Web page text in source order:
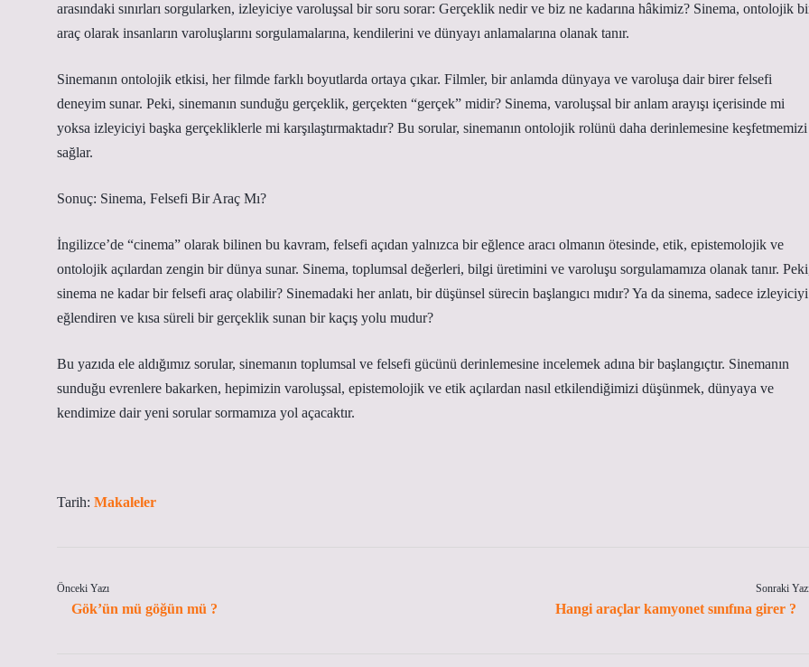
arasındaki sınırları sorgularken, izleyiciye varoluşsal bir soru sorar: Gerçeklik nedir ve biz ne kadarına hâkimiz? Sinema, ontolojik
araç olarak insanların varoluşlarını sorgulamalarına, kendilerini ve dünyayı anlamalarına olanak tanır.
Sinemanın ontolojik etkisi, her filmde farklı boyutlarda ortaya çıkar. Filmler, bir anlamda dünyaya ve varoluşa dair birer felsefi
deneyim sunar. Peki, sinemanın sunduğu gerçeklik, gerçekten “gerçek” midir? Sinema, varoluşsal bir anlam arayışı içerisinde mi
yoksa izleyiciyi başka gerçekliklerle mi karşılaştırmaktadır? Bu sorular, sinemanın ontolojik rolünü daha derinlemesine keşfetmemizi
sağlar.
Sonuç: Sinema, Felsefi Bir Araç Mı?
İngilizce’de “cinema” olarak bilinen bu kavram, felsefi açıdan yalnızca bir eğlence aracı olmanın ötesinde, etik, epistemolojik ve
ontolojik açılardan zengin bir dünya sunar. Sinema, toplumsal değerleri, bilgi üretimini ve varoluşu sorgulamamıza olanak tanır.
sinema ne kadar bir felsefi araç olabilir? Sinemadaki her anlatı, bir düşünsel sürecin başlangıcı mıdır? Ya da sinema, sadece izleyiciyi
eğlendiren ve kısa süreli bir gerçeklik sunan bir kaçış yolu mudur?
Bu yazıda ele aldığımız sorular, sinemanın toplumsal ve felsefi gücünü derinlemesine incelemek adına bir başlangıçtır. Sinemanın
sunduğu evrenlere bakarken, hepimizin varoluşsal, epistemolojik ve etik açılardan nasıl etkilendiğimizi düşünmek, dünyaya ve
kendimize dair yeni sorular sormamıza yol açacaktır.
Tarih: Makaleler
Önceki Yazı
Gök’ün mü göğün mü ?
Sonraki
Hangi araçlar kamyonet sınıfına girer ?